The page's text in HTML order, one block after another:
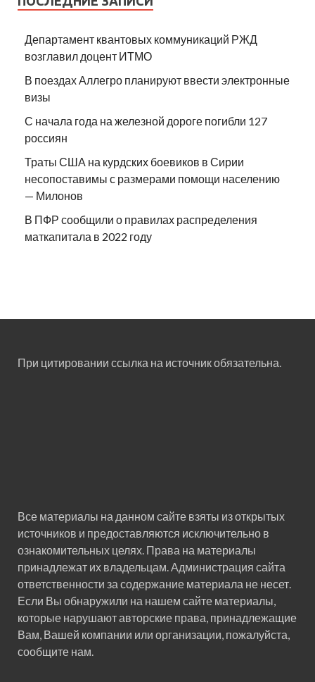
Департамент квантовых коммуникаций РЖД
возглавил доцент ИТМО
В поездах Аллегро планируют ввести электронные
визы
С начала года на железной дороге погибли 127
россиян
Траты США на курдских боевиков в Сирии
несопоставимы с размерами помощи населению
— Милонов
В ПФР сообщили о правилах распределения
маткапитала в 2022 году
При цитировании ссылка на источник обязательна.
Все материалы на данном сайте взяты из открытых
источников и предоставляются исключительно в
ознакомительных целях. Права на материалы
принадлежат их владельцам. Администрация сайта
ответственности за содержание материала не несет.
Если Вы обнаружили на нашем сайте материалы,
которые нарушают авторские права, принадлежащие
Вам, Вашей компании или организации, пожалуйста,
сообщите нам.